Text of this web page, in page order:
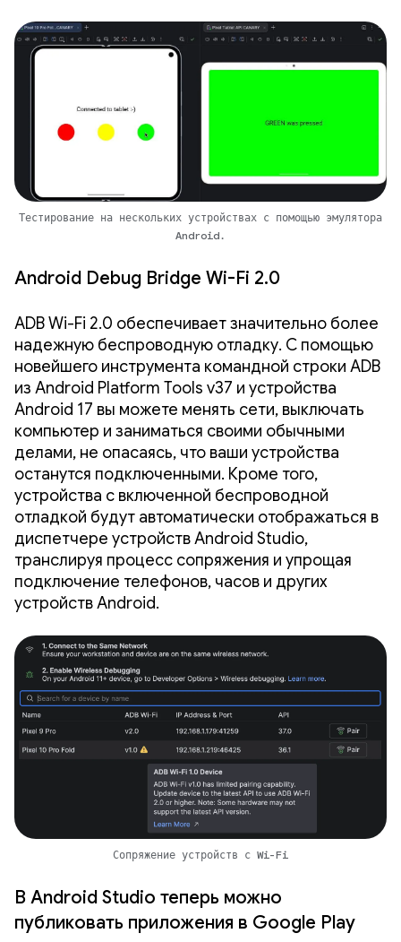
Тестирование на нескольких устройствах с помощью эмулятора
Android.
Android Debug Bridge Wi-Fi 2.0
ADB Wi-Fi 2.0 обеспечивает значительно более
надежную беспроводную отладку. С помощью
новейшего инструмента командной строки ADB
из Android Platform Tools v37 и устройства
Android 17 вы можете менять сети, выключать
компьютер и заниматься своими обычными
делами, не опасаясь, что ваши устройства
останутся подключенными. Кроме того,
устройства с включенной беспроводной
отладкой будут автоматически отображаться в
диспетчере устройств Android Studio,
транслируя процесс сопряжения и упрощая
подключение телефонов, часов и других
устройств Android.
Сопряжение устройств с Wi-Fi
В Android Studio теперь можно
публиковать приложения в Google Play